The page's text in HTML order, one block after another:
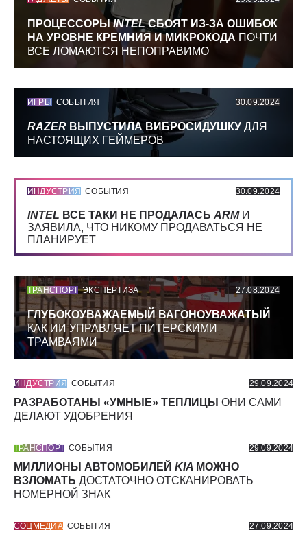
ПРОЦЕССОРЫINTELСБОЯТ ИЗ-ЗА ОШИБОК
НА УРОВНЕ КРЕМНИЯ И МИКРОКОДА ПОЧТИ
ВСЕ ЛОМАЮТСЯ НЕПОПРАВИМО
ИГРЫ СОБЫТИЯ 30.09.2024
RAZER ВЫПУСТИЛА ВИБРОСИДУШКУ ДЛЯ
НАСТОЯЩИХ ГЕЙМЕРОВ
ИНДУСТРИЯ СОБЫТИЯ 30.09.2024
INTEL ВСЕ ТАКИ НЕ ПРОДАЛАСЬ ARMИ
ЗАЯВИЛА, ЧТО НИКОМУ ПРОДАВАТЬСЯ НЕ
ПЛАНИРУЕТ
ТРАНСПОРТ ЭКСПЕРТИЗА 27.08.2024
ГЛУБОКОУВАЖАЕМЫЙ ВАГОНОУВАЖАТЫЙ
КАК ИИ УПРАВЛЯЕТ ПИТЕРСКИМИ
ТРАМВАЯМИ
ИНДУСТРИЯ СОБЫТИЯ 29.09.2024
РАЗРАБОТАНЫ «УМНЫЕ» ТЕПЛИЦЫ ОНИ САМИ
ДЕЛАЮТ УДОБРЕНИЯ
ТРАНСПОРТ СОБЫТИЯ 29.09.2024
МИЛЛИОНЫ АВТОМОБИЛЕЙ KIA МОЖНО
ВЗЛОМАТЬ ДОСТАТОЧНО ОТСКАНИРОВАТЬ
НОМЕРНОЙ ЗНАК
СОЦМЕДИА СОБЫТИЯ 27.09.2024